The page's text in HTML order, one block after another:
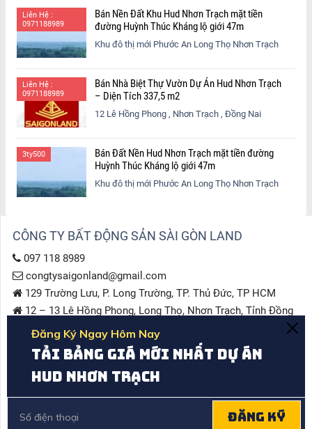
Liên Hệ :
0971188989
Bán Nền Đất Khu Hud Nhơn Trạch mặt tiền
đường Huỳnh Thúc Kháng lộ giới 47m
Khu đô thị mới Phước An Long Thọ Nhơn Trạch
Liên Hệ :
0971188989
Bán Nhà Biệt Thự Vườn Dự Án Hud Nhơn Trạch
– Diện Tích 337,5 m2
12 Lê Hồng Phong , Nhơn Trạch , Đồng Nai
3ty500
Bán Đất Nền Hud Nhơn Trạch mặt tiền đường
Huỳnh Thúc Kháng lộ giới 47m
Khu đô thị mới Phước An Long Thọ Nhơn Trạch
CÔNG TY BẤT ĐỘNG SẢN SÀI GÒN LAND
097 118 8989
congtysaigonland@gmail.com
129 Trường Lưu, P. Long Trường, TP. Thủ Đức, TP HCM
12 – 13 Lê Hồng Phong, Long Thọ, Nhơn Trạch, Tỉnh Đồng
DỰ ÁN ĐANG TRIỂN KHAI
Tổng Quan Khu Đô Thị Phước An – Long Thọ Nhơn Trạch
KẾT NỐI VỚI CHÚNG TÔI